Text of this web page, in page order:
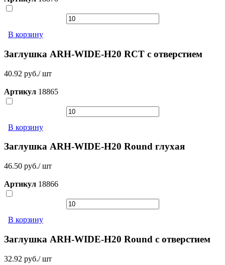
В корзину
Заглушка ARH-WIDE-H20 RCT с отверстием
40.92 руб./ шт
Артикул 18865
В корзину
Заглушка ARH-WIDE-H20 Round глухая
46.50 руб./ шт
Артикул 18866
В корзину
Заглушка ARH-WIDE-H20 Round с отверстием
32.92 руб./ шт